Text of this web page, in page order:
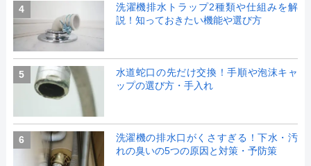
4
洗濯機排水トラップ2種類や仕組みを解
説！知っておきたい機能や選び方
5
水道蛇口の先だけ交換！手順や泡沫キャ
ップの選び方・手入れ
6
洗濯機の排水口がくさすぎる！下水・汚
れの臭いの5つの原因と対策・予防策